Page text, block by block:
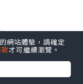
事~
網站體驗，請確定
才可繼續瀏覽。